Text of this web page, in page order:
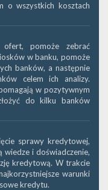
o wszystkich kosztach
pomoże zebrać
w banku, pomoże
banków, a następnie
celem ich analizy.
w pozytywnym
do kilku banków
sprawy kredytowej,
wiedze i doświadczenie,
kredytową. W trakcie
warunki
kredytu.